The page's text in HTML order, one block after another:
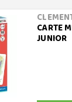
CARTE
JUNIOR